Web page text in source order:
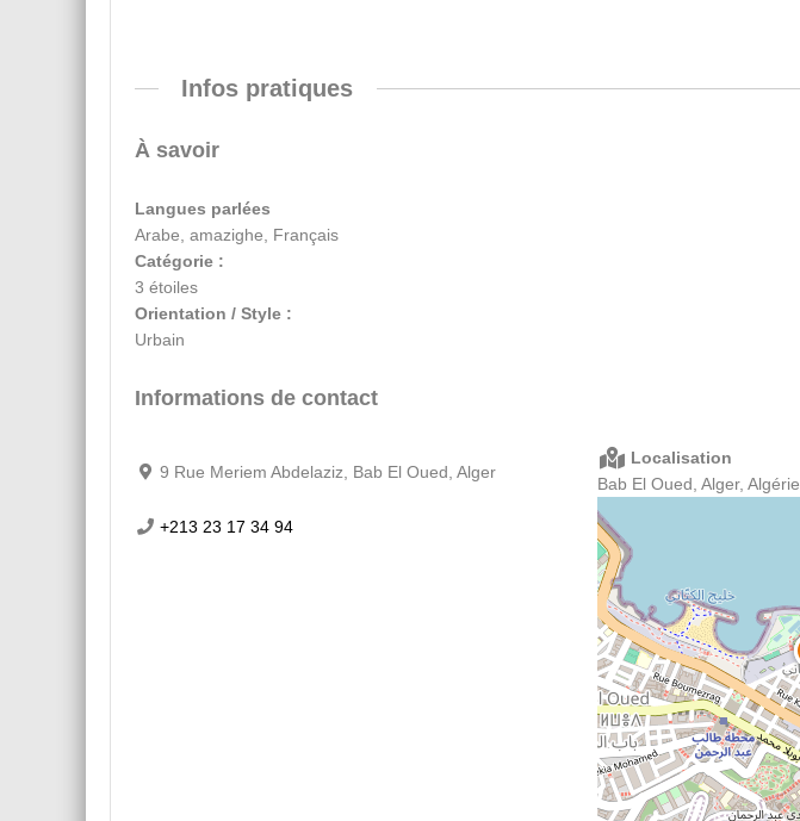
Infos pratiques
À savoir
Langues parlées
Arabe, amazighe, Français
Catégorie :
3 étoiles
Orientation / Style :
Urbain
Informations de contact
9 Rue Meriem Abdelaziz, Bab El Oued, Alger
+213 23 17 34 94
Localisation
Bab El Oued, Alger, Algérie